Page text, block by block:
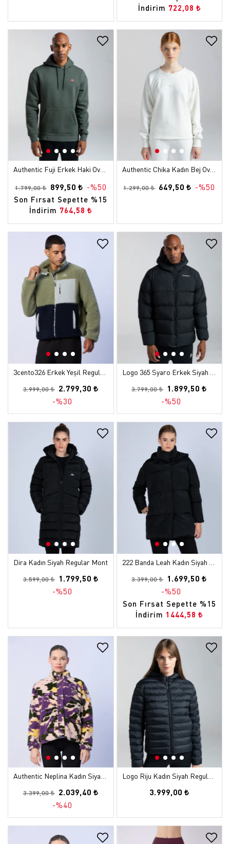
İndirim 722,08 ₺
1.799,00 ₺ 899,50 ₺ -%50
Son Fırsat Sepette %15
İndirim 764,58 ₺
Authentic Chika Kadın Bej Oversize Sweatshirt
1.299,00 ₺ 649,50 ₺ -%50
3.999,00 ₺ 2.799,30 ₺
-%30
3.799,00 ₺ 1.899,50 ₺
-%50
Dira Kadın Siyah Regular Mont
3.599,00 ₺
1.799,50 ₺
-%50
3.399,00 ₺ 1.699,50 ₺
-%50
Son Fırsat Sepette %15
İndirim 1444,58 ₺
3.399,00 ₺ 2.039,40 ₺
-%40
3.999,00 ₺